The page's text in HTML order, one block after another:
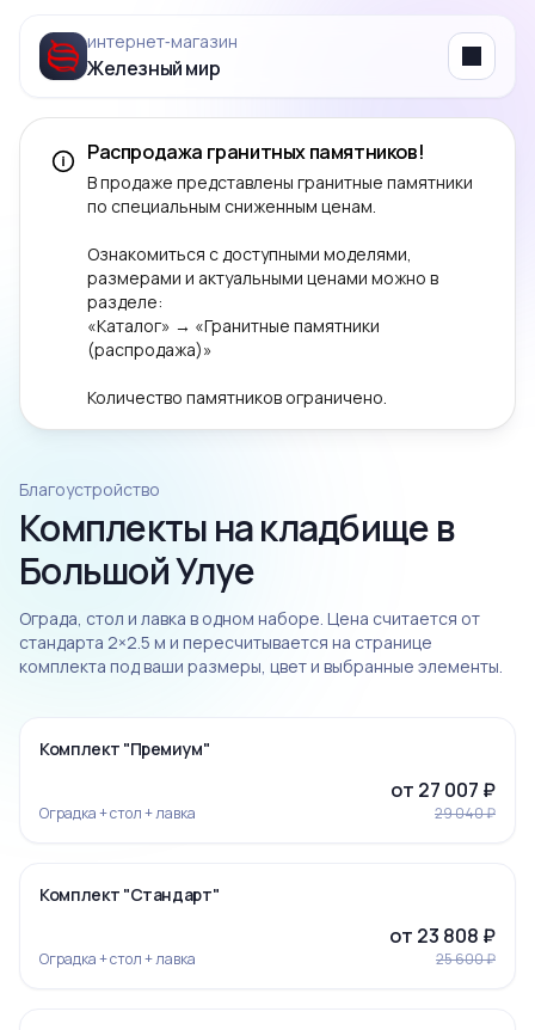
интернет‑магазин
Железный мир Menu
Распродажа гранитных памятников!
В продаже представлены гранитные памятники
по специальным сниженным ценам.
Ознакомиться с доступными моделями,
размерами и актуальными ценами можно в
разделе:
«Каталог» → «Гранитные памятники
(распродажа)»
Количество памятников ограничено.
Благоустройство
Комплекты на кладбище в
Большой Улуе
Ограда, стол и лавка в одном наборе. Цена считается от
стандарта 2×2.5 м и пересчитывается на странице
комплекта под ваши размеры, цвет и выбранные элементы.
-7%
Комплект "Премиум"
Оградка + стол + лавка
от 27 007 ₽
29 040 ₽
-7%
Комплект "Стандарт"
Оградка + стол + лавка
от 23 808 ₽
25 600 ₽